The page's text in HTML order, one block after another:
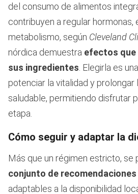
del consumo de alimentos
contribuyen a regular hormonas,
metabolismo, según Cleveland
nórdica demuestra efectos que
sus ingredientes . Elegirla es
potenciar la vitalidad y prolongar
saludable, permitiendo disfrutar
etapa.
Cómo seguir y adaptar la
Más que un régimen estricto, se
conjunto de
adaptables a la disponibilidad